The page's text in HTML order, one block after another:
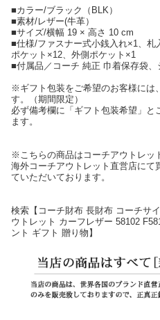
■カラー/ブラック（BLK）
■素材/レザー(牛革）
■サイズ/横幅 19 × 高さ 10 cm
■仕様/ファスナー式小銭入れ×1、
ポケット×12、外側ポケット×1
■付属品／コーチ 純正 巾着保存袋、
※ギフト包装をご希望のお客様には
す。（期間限定）
必ず備考欄に「ギフト包装希望」
ます。
※こちらの商品はコーチアウトレッ
海外コーチアウトレット直営店に
ていただいております。
検索【コーチ財布 長財布 コーチサ
ウトレット カーフレザー 58102
ント ギフト 贈り物】